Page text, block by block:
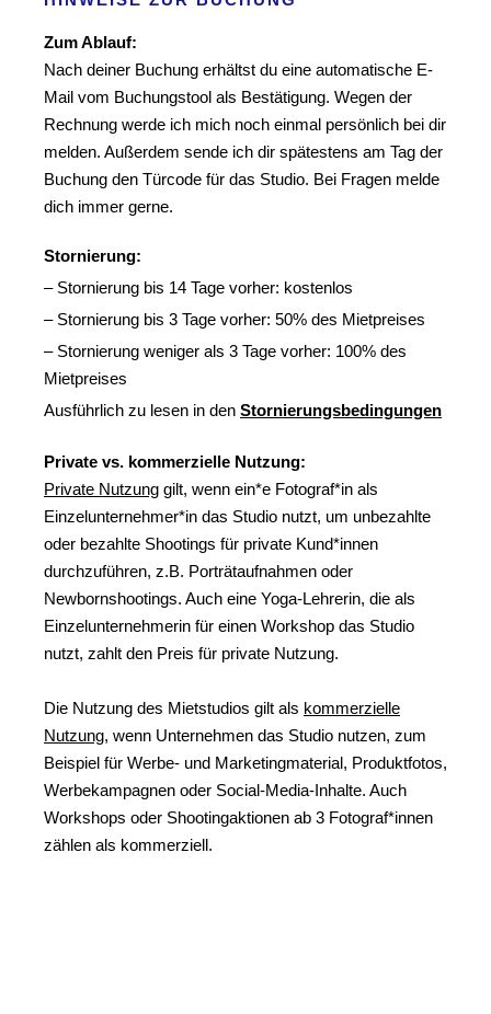
Zum Ablauf:
Nach deiner Buchung erhältst du eine automatische E-
Mail vom Buchungstool als Bestätigung. Wegen der
Rechnung werde ich mich noch einmal persönlich bei dir
melden. Außerdem sende ich dir spätestens am Tag der
Buchung den Türcode für das Studio. Bei Fragen melde
dich immer gerne.
Stornierung:
– Stornierung bis 14 Tage vorher: kostenlos
– Stornierung bis 3 Tage vorher: 50% des Mietpreises
– Stornierung weniger als 3 Tage vorher: 100% des
Mietpreises
Ausführlich zu lesen in den Stornierungsbedingungen
Private vs. kommerzielle Nutzung:
Private Nutzung gilt, wenn ein*e Fotograf*in als
Einzelunternehmer*in das Studio nutzt, um unbezahlte
oder bezahlte Shootings für private Kund*innen
durchzuführen, z.B. Porträtaufnahmen oder
Newbornshootings. Auch eine Yoga-Lehrerin, die als
Einzelunternehmerin für einen Workshop das Studio
nutzt, zahlt den Preis für private Nutzung.
Die Nutzung des Mietstudios gilt als kommerzielle
Nutzung, wenn Unternehmen das Studio nutzen, zum
Beispiel für Werbe- und Marketingmaterial, Produktfotos,
Werbekampagnen oder Social-Media-Inhalte. Auch
Workshops oder Shootingaktionen ab 3 Fotograf*innen
zählen als kommerziell.